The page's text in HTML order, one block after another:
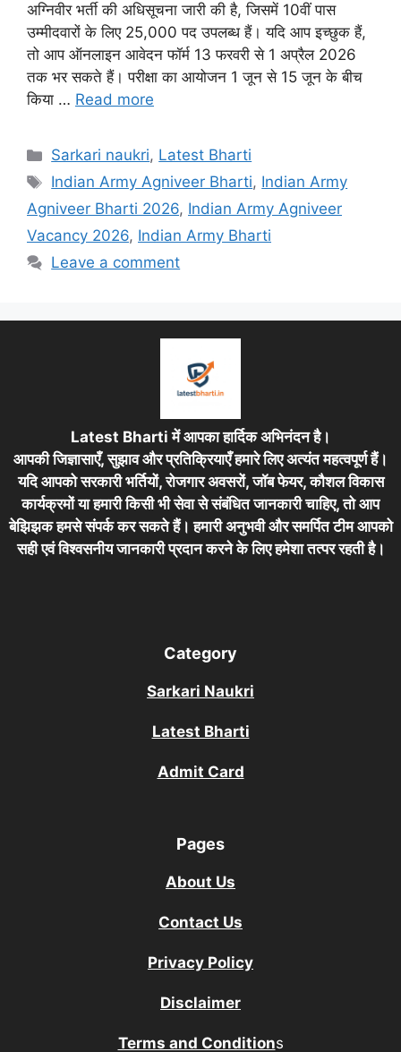
अग्निवीर भर्ती की अधिसूचना जारी की है, जिसमें 10वीं पास
उम्मीदवारों के लिए 25,000 पद उपलब्ध हैं। यदि आप इच्छुक हैं,
तो आप ऑनलाइन आवेदन फॉर्म 13 फरवरी से 1 अप्रैल 2026
तक भर सकते हैं। परीक्षा का आयोजन 1 जून से 15 जून के बीच
किया … Read more
Categories
Sarkari naukri, Latest Bharti
Tags
Indian Army Agniveer Bharti, Indian Army
Agniveer Bharti 2026, Indian Army Agniveer
Vacancy 2026, Indian Army Bharti
Leave a comment
Latest Bharti में आपका हार्दिक अभिनंदन है।
आपकी जिज्ञासाएँ, सुझाव और प्रतिक्रियाएँ हमारे लिए अत्यंत महत्वपूर्ण हैं।
यदि आपको सरकारी भर्तियों, रोजगार अवसरों, जॉब फेयर, कौशल विकास
कार्यक्रमों या हमारी किसी भी सेवा से संबंधित जानकारी चाहिए, तो आप
बेझिझक हमसे संपर्क कर सकते हैं। हमारी अनुभवी और समर्पित टीम आपको
सही एवं विश्वसनीय जानकारी प्रदान करने के लिए हमेशा तत्पर रहती है।
Category
Sarkari Naukri
Latest Bharti
Admit Card
Pages
About Us
Contact Us
Privacy Policy
Disclaimer
Terms and Conditions